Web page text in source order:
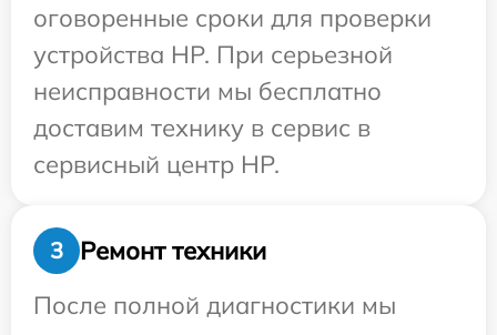
оговоренные сроки для проверки
устройства HP. При серьезной
неисправности мы бесплатно
доставим технику в сервис в
сервисный центр HP.
3
Ремонт техники
После полной диагностики мы